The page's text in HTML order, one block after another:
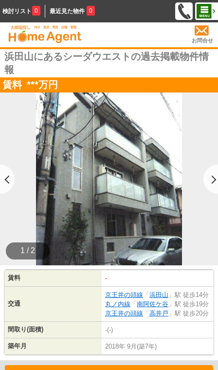
検討リスト 0 最近見た物件 0
お問合せ
浜田山にあるシーダウエストの過去掲載物件情
報
賃料 ***万円
1 / 2
賃料 -
交通
京王井の頭線 「 浜田山 」駅 徒歩14分
丸ノ内線 「 南阿佐ケ谷 」駅 徒歩19分
京王井の頭線 「 高井戸 」駅 徒歩20分
間取り(面積) -(-)
築年月 2018年 9月(築7年)